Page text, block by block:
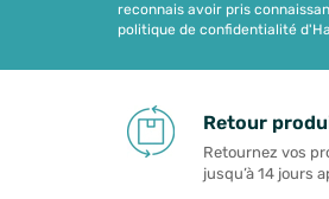
reconnais avoir pris
politique de confidentialité
Retour
Retournez vos
jusqu’à 14 jours